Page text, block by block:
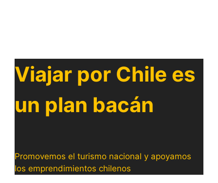
Viajar por Chile es
un plan bacán
Promovemos el turismo nacional y apoyamos
los emprendimientos chilenos